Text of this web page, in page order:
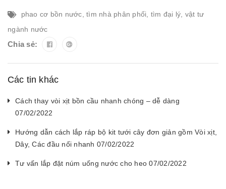
phao cơ bồn nước tìm nhà phân phối tìm đại lý vật tư
ngành nước
Chia sẻ:
Các tin khác
Cách thay vòi xịt bồn cầu nhanh chóng – dễ dàng
07/02/2022
Hướng dẫn cách lắp ráp bộ kit tưới cây đơn giản gồm Vòi xịt,
Dây, Các đầu nối nhanh 07/02/2022
Tư vấn lắp đặt núm uống nước cho heo 07/02/2022